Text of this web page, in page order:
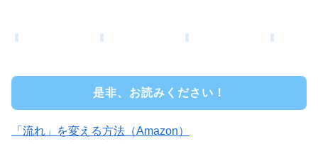
是非、お読みください！
「流れ」を変える方法（Amazon）